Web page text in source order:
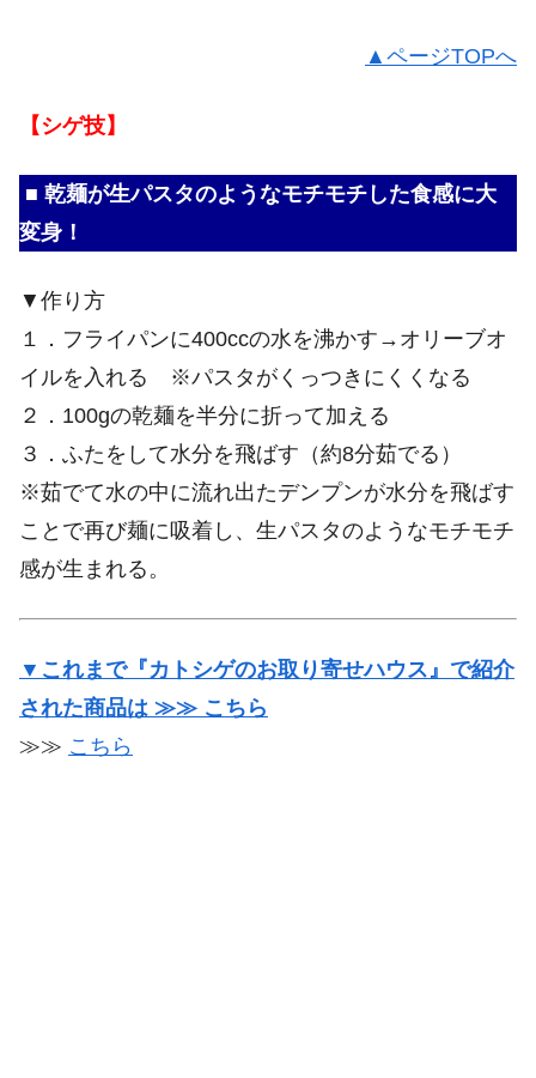
▲ページTOPへ
【シゲ技】
■ 乾麺が生パスタのようなモチモチした食感に大
変身！
▼作り方
１．フライパンに400ccの水を沸かす→オリーブオ
イルを入れる ※パスタがくっつきにくくなる
２．100gの乾麺を半分に折って加える
３．ふたをして水分を飛ばす（約8分茹でる）
※茹でて水の中に流れ出たデンプンが水分を飛ばす
ことで再び麺に吸着し、生パスタのようなモチモチ
感が生まれる。
▼これまで『カトシゲのお取り寄せハウス』で紹介
された商品は ≫≫ こちら
≫≫ こちら